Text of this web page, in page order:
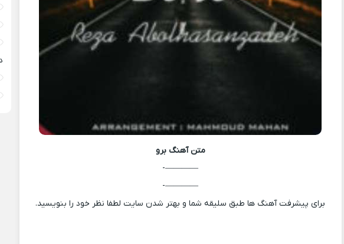
متن آهنگ برو
————-
————-
برای پیشرفت آهنگ ها طبق سلیقه شما و بهتر شدن سایت لطفا نظر خود را بنویسید.